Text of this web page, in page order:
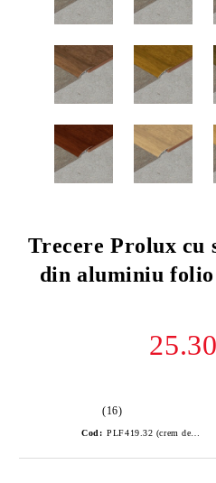
Trecere Prolux cu
din aluminiu folio
(16)
Cod: